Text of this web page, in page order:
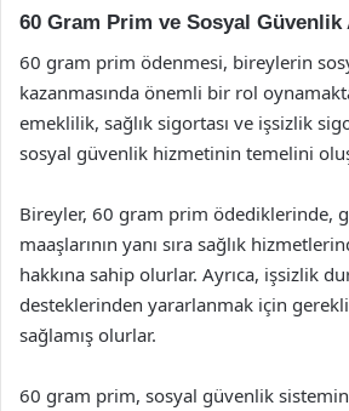
60 Gram Prim ve Sosyal Güvenlik
60 gram prim ödenmesi, bireylerin
kazanmasında önemli bir rol
emeklilik, sağlık sigortası ve işsizlik
sosyal güvenlik hizmetinin temelini
Bireyler, 60 gram prim ödediklerinde,
maaşlarının yanı sıra sağlık
hakkına sahip olurlar. Ayrıca, işsizlik
desteklerinden yararlanmak için
sağlamış olurlar.
60 gram prim, sosyal güvenlik